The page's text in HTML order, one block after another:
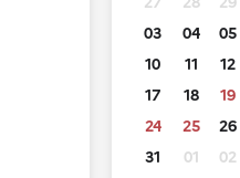
03
04 05
10
11 12
17
18 19
24
25 26
31
01 02